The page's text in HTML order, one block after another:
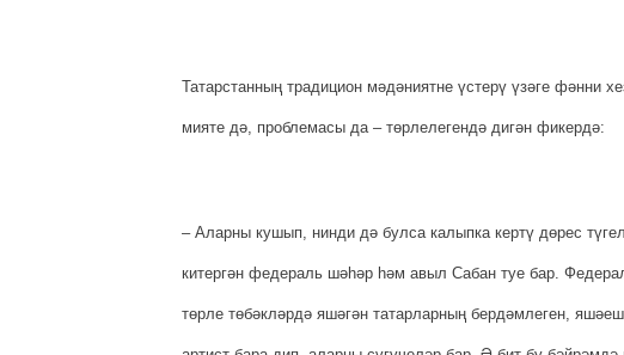
Татарстанның традицион мә­дәниятне үстерү үзәге фәнни
мияте дә, проблемасы да – төр­лелегендә дигән фикердә:
– Аларны кушып, нинди дә булса калыпка кертү дөрес
китер­гән федераль шәһәр һәм авыл Сабан туе бар.
төрле төбәкләрдә яшәгән татарларның бердәмлеген,